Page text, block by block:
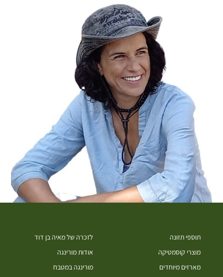
תוספי תזונה
מוצרי קוסמטיקה
מארזים מיוחדים
לזכרה של מאיה בן דוד
אודות מורינגה
מורינגה במטבח